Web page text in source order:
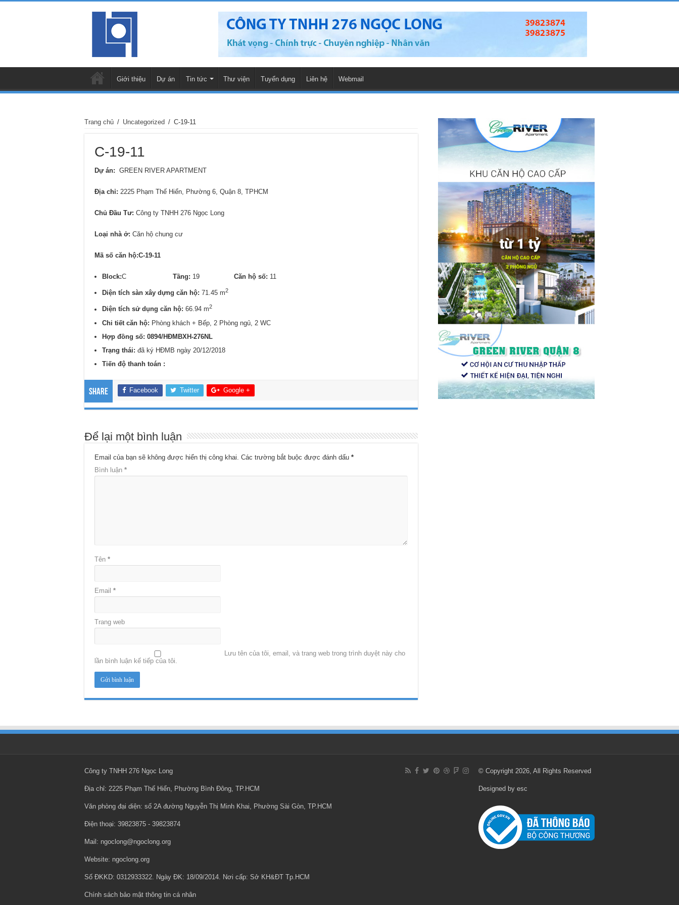
Giới thiệu Dự án Tin tức Thư viện Tuyển dụng Liên hệ Webmail
Trang chủ / Uncategorized / C-19-11
C-19-11
Dự án: GREEN RIVER APARTMENT
Địa chỉ: 2225 Phạm Thế Hiển, Phường 6, Quận 8, TPHCM
Chủ Đầu Tư: Công ty TNHH 276 Ngọc Long
Loại nhà ở: Căn hộ chung cư
Mã số căn hộ:C-19-11
Block:C Tầng: 19 Căn hộ số: 11
Diện tích sàn xây dựng căn hộ: 71.45 m2
Diện tích sử dụng căn hộ: 66.94 m2
Chi tiết căn hộ: Phòng khách + Bếp, 2 Phòng ngủ, 2 WC
Hợp đồng số: 0894/HĐMBXH-276NL
Trạng thái: đã ký HĐMB ngày 20/12/2018
Tiến độ thanh toán :
Share Facebook Twitter Google +
Để lại một bình luận
Email của bạn sẽ không được hiển thị công khai. Các trường bắt buộc được đánh dấu *
Bình luận *
Tên *
Email *
Trang web
Lưu tên của tôi, email, và trang web trong trình duyệt này cho
lần bình luận kế tiếp của tôi.
© Copyright 2026, All Rights Reserved
Designed by esc
Công ty TNHH 276 Ngọc Long
Địa chỉ: 2225 Phạm Thế Hiển, Phường Bình Đông, TP.HCM
Văn phòng đại diện: số 2A đường Nguyễn Thị Minh Khai, Phường Sài Gòn, TP.HCM
Điện thoại: ‎39823875 - ‎39823874
Mail: ngoclong@ngoclong.org
Website: ngoclong.org
Số ĐKKD: 0312933322. Ngày ĐK: 18/09/2014. Nơi cấp: Sở KH&ĐT Tp.HCM
Chính sách bảo mật thông tin cá nhân